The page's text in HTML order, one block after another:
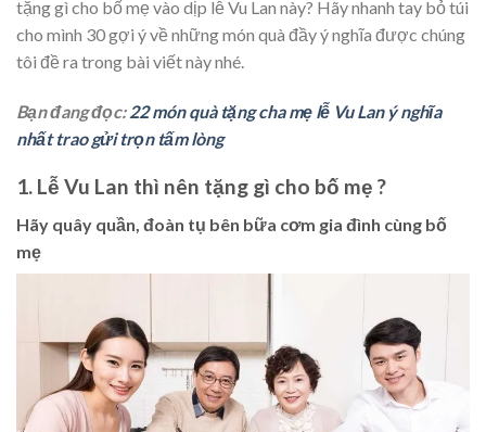
tặng gì cho bố mẹ vào dịp lễ Vu Lan này? Hãy nhanh tay bỏ túi
cho mình 30 gợi ý về những món quà đầy ý nghĩa được chúng
tôi đề ra trong bài viết này nhé.
Bạn đang đọc: 22 món quà tặng cha mẹ lễ Vu Lan ý nghĩa
nhất trao gửi trọn tấm lòng
1. Lễ Vu Lan thì nên tặng gì cho bố mẹ ?
Hãy quây quần, đoàn tụ bên bữa cơm gia đình cùng bố
mẹ